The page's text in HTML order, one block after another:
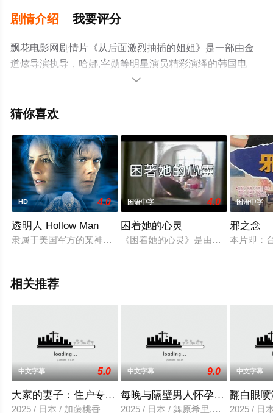
剧情介绍 我要评分
飘花电影网剧情片《从后面激烈抽插的姐姐》是一部由金
道炫导演执导，哈娜,宰勋等明星演员精彩演绎的韩国电
影，手机免费观看高清无删减完整版电影大全就上飘花影
平台了解。

猜你喜欢
HD 4.0
透明人 Hollow Man
隶属于美国军方的某神秘机构，正在进行着一项隐形技术的研究
国语中字 4.0
困着她的心灵
《困着她的心灵》是由程望津导演
国语中字
邪之念
本片即：
相关推荐
中文字幕 5.0
大家的妻子：住户专用洞口
2025 / 日本 / 加藤桃香
中文字幕 9.0
每晚与隔壁男人怀孕性爱
2025 / 日本 / 舞原希里,佐川金二
中文字幕
翻白眼
2025 / 日